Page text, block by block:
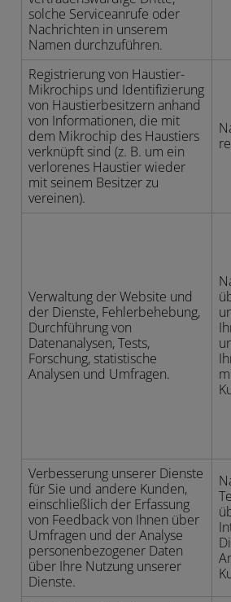
solche Serviceanrufe oder
Nachrichten in unserem
Namen durchzuführen.
Registrierung von Haustier-
Mikrochips und Identifizierung
von Haustierbesitzern anhand
von Informationen, die mit
dem Mikrochip des Haustiers
verknüpft sind (z. B. um ein
verlorenes Haustier wieder
mit seinem Besitzer zu
vereinen).
Verwaltung der Website und
der Dienste, Fehlerbehebung,
Durchführung von
Datenanalysen, Tests,
Forschung, statistische
Analysen und Umfragen.
Verbesserung unserer Dienste
für Sie und andere Kunden,
einschließlich der Erfassung
von Feedback von Ihnen über
Umfragen und der Analyse
personenbezogener Daten
über Ihre Nutzung unserer
Dienste.